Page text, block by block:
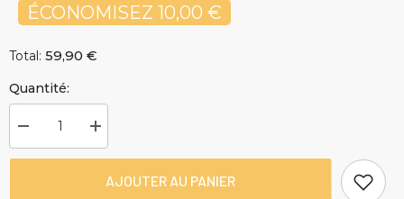
ÉCONOMISEZ 10,00 €
Total: 59,90 €
Quantité:
Diminuer
la
quantité
Augmenter
la
quantité
Verre
AJOUTER AU PANIER